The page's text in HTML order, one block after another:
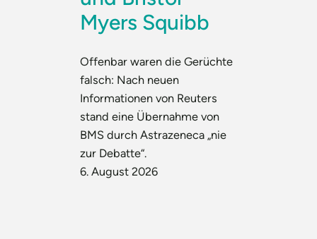
Myers Squibb
Offenbar waren die Gerüchte
falsch: Nach neuen
Informationen von Reuters
stand eine Übernahme von
BMS durch Astrazeneca „nie
zur Debatte“.
6. August 2026